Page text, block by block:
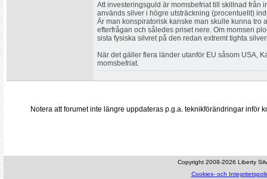
Att investeringsguld är momsbefriat till skillnad från
används silver i högre utsträckning (procentuellt)
Är man konspiratorisk kanske man skulle kunna tro
efterfrågan och således priset nere. Om momsen
sista fysiska silvret på den redan extremt tighta
När det gäller flera länder utanför EU såsom USA,
momsbefriat.
Notera att forumet inte längre uppdateras p.g.a. teknikförändringar inför
Copyright 2008-2026 Liberty
Cookies- och